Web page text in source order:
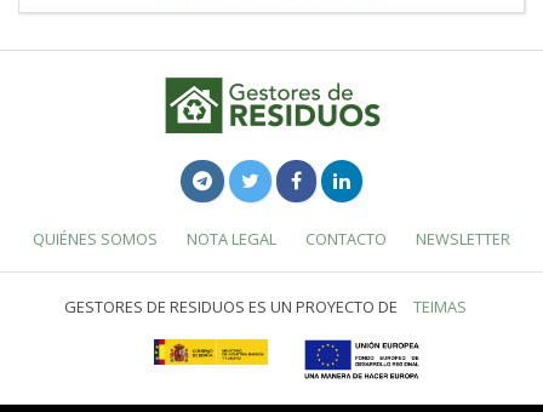
QUIÉNES SOMOS NOTA LEGAL CONTACTO NEWSLETTER
GESTORES DE RESIDUOS ES UN PROYECTO DE TEIMAS